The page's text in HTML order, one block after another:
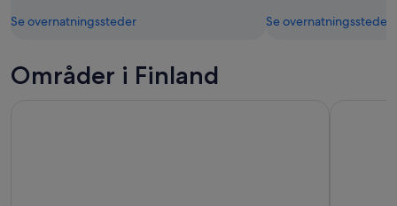
Se overnatningssteder Se overnatningssteder
Områder i Finland